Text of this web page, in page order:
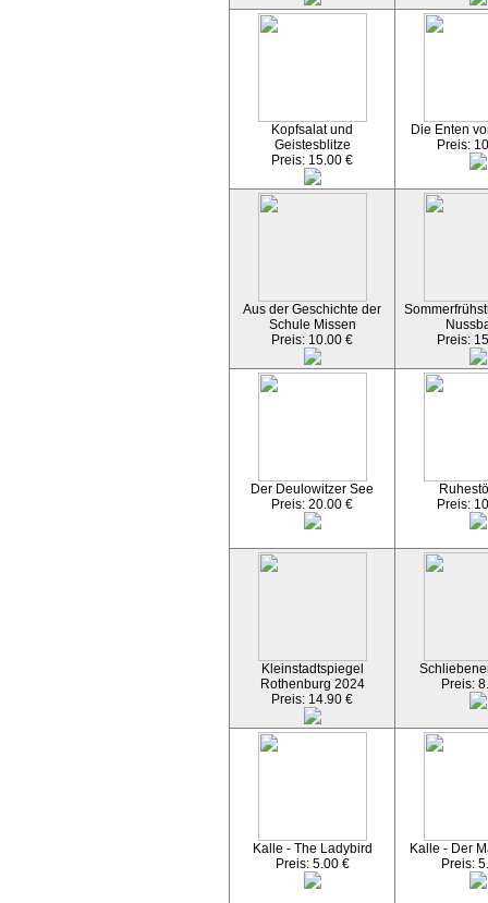
Kopfsalat und
Geistesblitze
Preis: 15.00 €
Die Enten
Preis:
Aus der Geschichte der
Schule Missen
Preis: 10.00 €
Preis:
Der Deulowitzer See
Preis: 20.00 €
Preis:
Kleinstadtspiegel
Rothenburg 2024
Preis: 14.90 €
Preis:
Kalle - The Ladybird
Preis: 5.00 €
Kalle - Der
Preis: